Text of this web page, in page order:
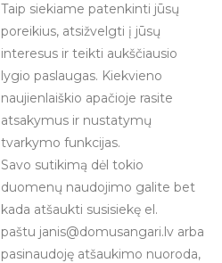
Taip siekiame patenkinti jūsų
poreikius, atsižvelgti į jūsų
interesus ir teikti aukščiausio
lygio paslaugas. Kiekvieno
naujienlaiškio apačioje rasite
atsakymus ir nustatymų
tvarkymo funkcijas.
Savo sutikimą dėl tokio
duomenų naudojimo galite bet
kada atšaukti susisiekę el.
paštu janis@domusangari.lv arba
pasinaudoję atšaukimo nuoroda,